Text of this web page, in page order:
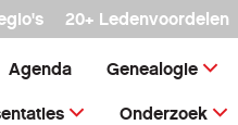
20+ Ledenvoordelen
Agenda Genealogie
Onderzoek